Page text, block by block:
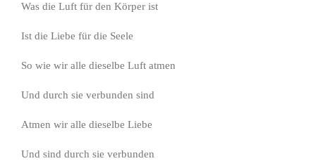
Was die Luft für den Körper ist
Ist die Liebe für die Seele
So wie wir alle dieselbe Luft atmen
Und durch sie verbunden sind
Atmen wir alle dieselbe Liebe
Und sind durch sie verbunden